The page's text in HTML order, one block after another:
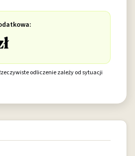
odliczenie zależy od sytuacji